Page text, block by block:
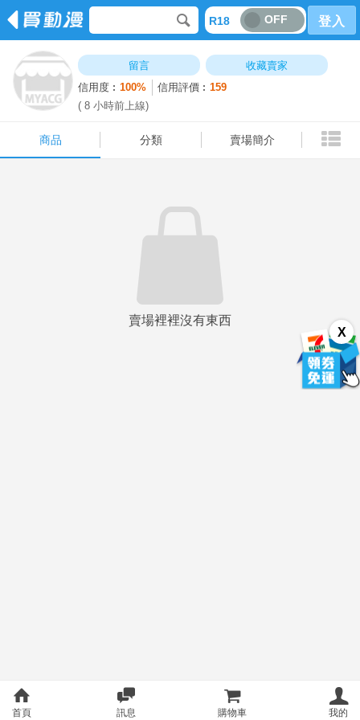
R18 OFF 登入
留言
收藏賣家
信用度︰100% 信用評價︰159
( 8 小時前上線)
商品 分類 賣場簡介
X
賣場裡裡沒有東西
商品 分類 賣場簡介
首頁 訊息 購物車 我的